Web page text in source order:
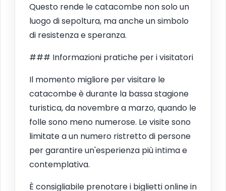
Questo rende le catacombe non solo un
luogo di sepoltura, ma anche un simbolo
di resistenza e speranza.
### Informazioni pratiche per i visitatori
Il momento migliore per visitare le
catacombe è durante la bassa stagione
turistica, da novembre a marzo, quando le
folle sono meno numerose. Le visite sono
limitate a un numero ristretto di persone
per garantire un'esperienza più intima e
contemplativa.
È consigliabile prenotare i biglietti online in